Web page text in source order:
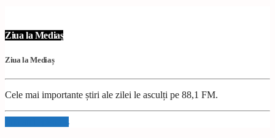
Ziua la Mediaș
Ziua la Mediaș
Cele mai importante știri ale zilei le asculți pe 88,1 FM.
Info and episodes